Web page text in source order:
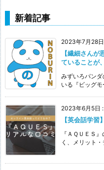
新着記事
2023年7月28日
【繊細さん
ていることが
みずいろパン
いる『ビッグ
2023年6月5日 :
【英会話学習
『ＡＱＵＥＳ
く、メリット